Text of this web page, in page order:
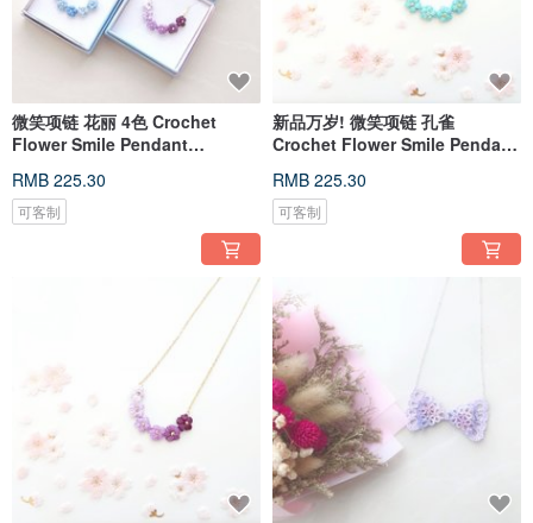
微笑项链 花丽 4色 Crochet
Flower Smile Pendant
RMB 225.30
可客制
新品万岁! 微笑项链 孔雀
Crochet Flower Smile Pendant
RMB 225.30
可客制